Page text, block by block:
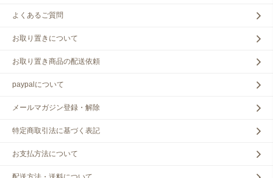
よくあるご質問
お取り置きについて
お取り置き商品の配送依頼
paypalについて
メールマガジン登録・解除
特定商取引法に基づく表記
お支払方法について